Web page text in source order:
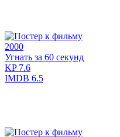
2000
Угнать за 60 секунд
KP7.6
IMDB 6.5